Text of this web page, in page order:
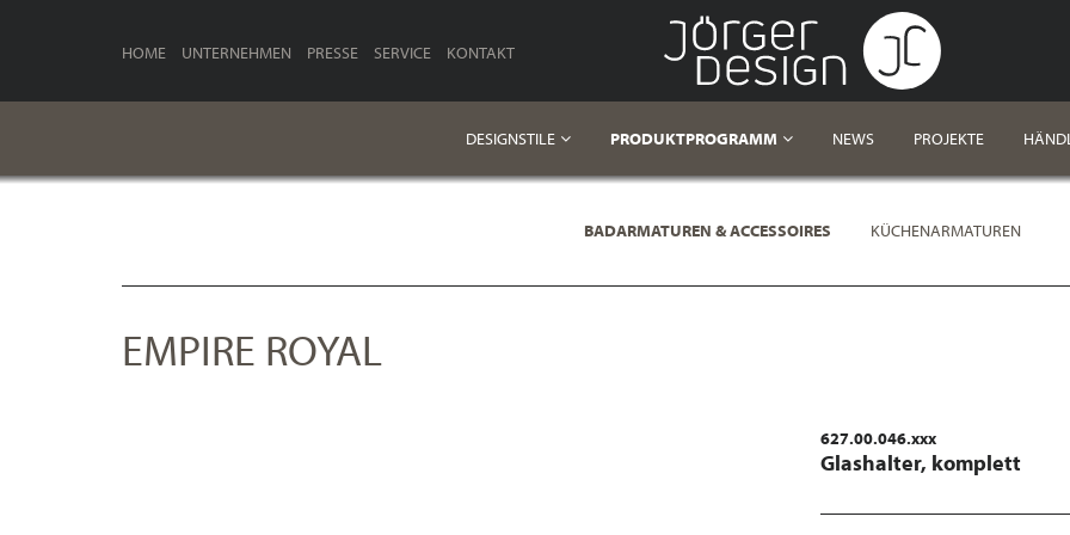
HOME UNTERNEHMEN PRESSE SERVICE KONTAKT
DESIGNSTILE PRODUKTPROGRAMM NEWS PROJEKTE
BADARMATUREN & ACCESSOIRES KÜCHENARMATUREN
EMPIRE ROYAL
627.00.046.xxx
Glashalter, komplett